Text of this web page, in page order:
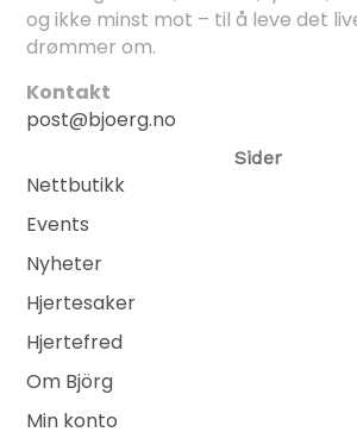
og ikke minst mot – til å leve det
drømmer om.
Kontakt
post@bjoerg.no
Sider
Nettbutikk
Events
Nyheter
Hjertesaker
Hjertefred
Om Björg
Min konto